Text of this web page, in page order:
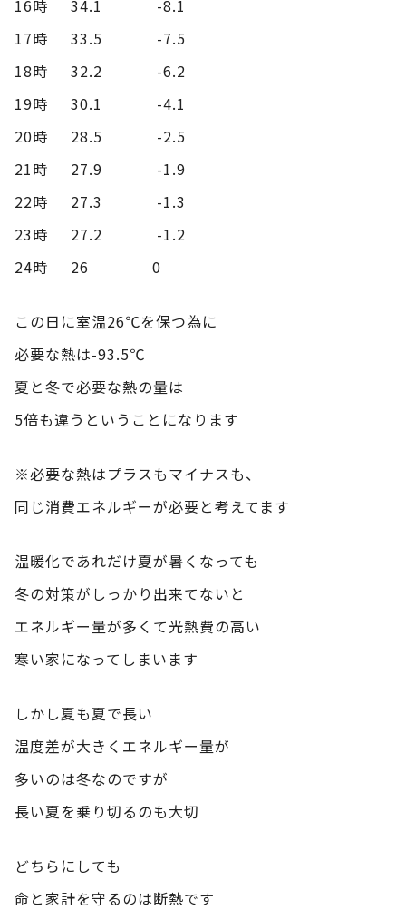
16時 34.1 -8.1
17時 33.5 -7.5
18時 32.2 -6.2
19時 30.1 -4.1
20時 28.5 -2.5
21時 27.9 -1.9
22時 27.3 -1.3
23時 27.2 -1.2
24時 26 0
この日に室温26℃を保つ為に
必要な熱は-93.5℃
夏と冬で必要な熱の量は
5倍も違うということになります
※必要な熱はプラスもマイナスも、
同じ消費エネルギーが必要と考えてます
温暖化であれだけ夏が暑くなっても
冬の対策がしっかり出来てないと
エネルギー量が多くて光熱費の高い
寒い家になってしまいます
しかし夏も夏で長い
温度差が大きくエネルギー量が
多いのは冬なのですが
長い夏を乗り切るのも大切
どちらにしても
命と家計を守るのは断熱です